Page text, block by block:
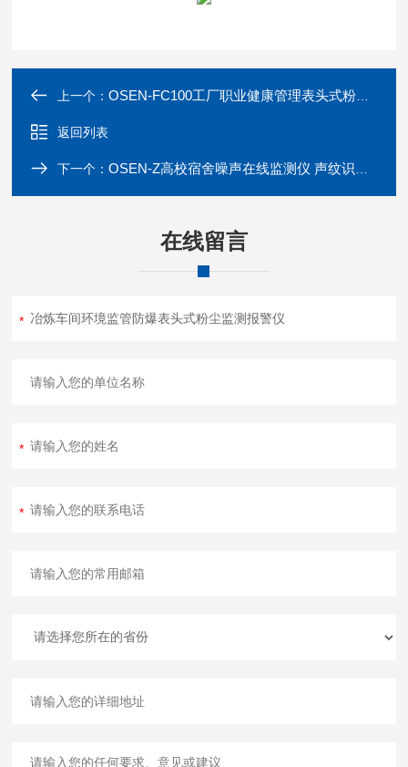
上一个：OSEN-FC100工厂职业健康管理表头式粉尘浓度监测仪
返回列表
下一个：OSEN-Z高校宿舍噪声在线监测仪 声纹识别+喊话方案
在线留言